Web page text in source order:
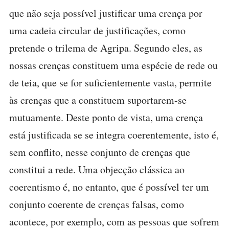
que não seja possível justificar uma crença por
uma cadeia circular de justificações, como
pretende o trilema de Agripa. Segundo eles, as
nossas crenças constituem uma espécie de rede ou
de teia, que se for suficientemente vasta, permite
às crenças que a constituem suportarem-se
mutuamente. Deste ponto de vista, uma crença
está justificada se se integra coerentemente, isto é,
sem conflito, nesse conjunto de crenças que
constitui a rede. Uma objecção clássica ao
coerentismo é, no entanto, que é possível ter um
conjunto coerente de crenças falsas, como
acontece, por exemplo, com as pessoas que sofrem